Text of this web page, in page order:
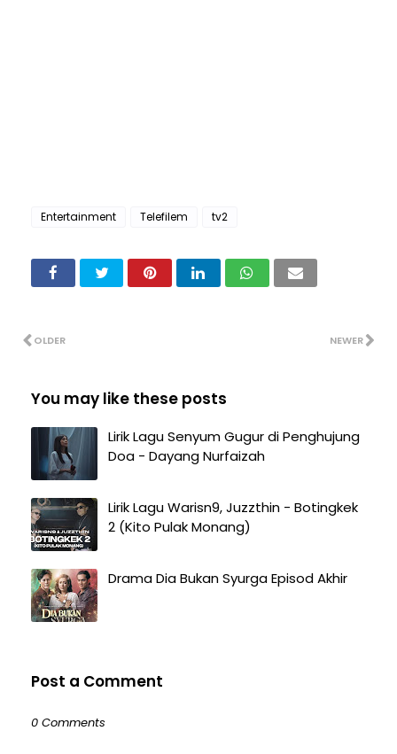
Entertainment Telefilem tv2
NEWER
OLDER
You may like these posts
Lirik Lagu Senyum Gugur di Penghujung
Doa - Dayang Nurfaizah
Lirik Lagu Warisn9, Juzzthin - Botingkek
2 (Kito Pulak Monang)
Drama Dia Bukan Syurga Episod Akhir
Post a Comment
0 Comments